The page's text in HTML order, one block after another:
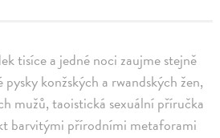
tisíce a jedné noci zaujme stejně
konžských a rwandských žen,
mužů, taoistická sexuální příručka
barvitými přírodními metaforami